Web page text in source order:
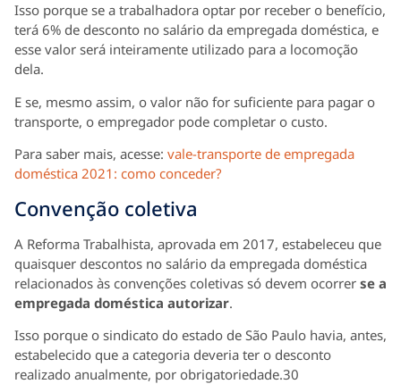
Isso porque se a trabalhadora optar por receber o benefício,
terá 6% de desconto no salário da empregada doméstica, e
esse valor será inteiramente utilizado para a locomoção
dela.
E se, mesmo assim, o valor não for suficiente para pagar o
transporte, o empregador pode completar o custo.
Para saber mais, acesse: vale-transporte de empregada
doméstica 2021: como conceder?
Convenção coletiva
A Reforma Trabalhista, aprovada em 2017, estabeleceu que
quaisquer descontos no salário da empregada doméstica
relacionados às convenções coletivas só devem ocorrer se a
empregada doméstica autorizar.
Isso porque o sindicato do estado de São Paulo havia, antes,
estabelecido que a categoria deveria ter o desconto
realizado anualmente, por obrigatoriedade.30